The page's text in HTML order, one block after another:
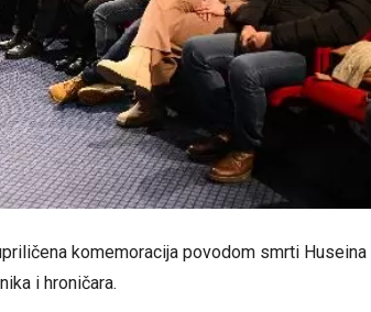
komemoracija povodom smrti
i hroničara.